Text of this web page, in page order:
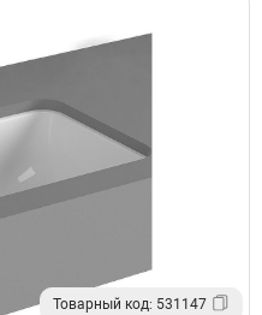
Товарный код: 531147